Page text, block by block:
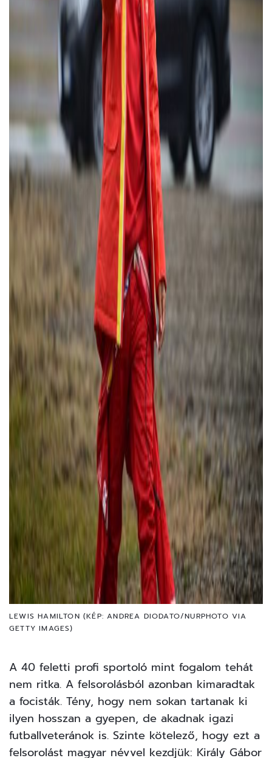
LEWIS HAMILTON (KÉP: ANDREA DIODATO/NURPHOTO VIA
GETTY IMAGES)
A 40 feletti profi sportoló mint fogalom tehát
nem ritka. A felsorolásból azonban kimaradtak
a focisták. Tény, hogy nem sokan tartanak ki
ilyen hosszan a gyepen, de akadnak igazi
futballveteránok is. Szinte kötelező, hogy ezt a
felsorolást magyar névvel kezdjük: Király Gábor